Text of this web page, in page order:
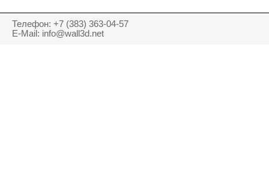
Телефон: +7 (383) 363-04-57
E-Mail: info@wall3d.net